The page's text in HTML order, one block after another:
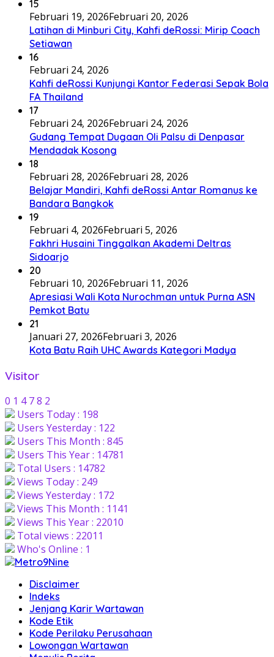
15
Februari 19, 2026Februari 20, 2026
Latihan di Minburi City, Kahfi deRossi: Mirip Coach
Setiawan
16
Februari 24, 2026
Kahfi deRossi Kunjungi Kantor Federasi Sepak Bola
FA Thailand
17
Februari 24, 2026Februari 24, 2026
Gudang Tempat Dugaan Oli Palsu di Denpasar
Mendadak Kosong
18
Februari 28, 2026Februari 28, 2026
Belajar Mandiri, Kahfi deRossi Antar Romanus ke
Bandara Bangkok
19
Februari 4, 2026Februari 5, 2026
Fakhri Husaini Tinggalkan Akademi Deltras
Sidoarjo
20
Februari 10, 2026Februari 11, 2026
Apresiasi Wali Kota Nurochman untuk Purna ASN
Pemkot Batu
21
Januari 27, 2026Februari 3, 2026
Kota Batu Raih UHC Awards Kategori Madya
Visitor
0 1 4 78 2
Users Today : 198
Users Yesterday : 122
Users This Month : 845
Users This Year : 14781
Total Users : 14782
Views Today : 249
Views Yesterday : 172
Views This Month : 1141
Views This Year : 22010
Total views : 22011
Who's Online : 1
Disclaimer
Indeks
Jenjang Karir Wartawan
Kode Etik
Kode Perilaku Perusahaan
Lowongan Wartawan